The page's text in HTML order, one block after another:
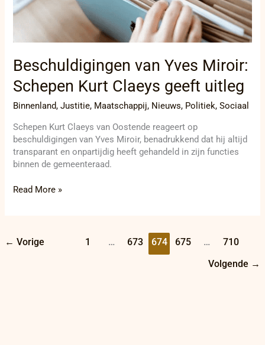
Beschuldigingen van Yves Miroir:
Schepen Kurt Claeys geeft uitleg
Binnenland,Justitie, Maatschappij, Nieuws, Politiek,Sociaal
Schepen Kurt Claeys van Oostende reageert op
beschuldigingen van Yves Miroir, benadrukkend dat hij altijd
transparant en onpartijdig heeft gehandeld in zijn functies
binnen de gemeenteraad.
Read More »
← Vorige 1 … 673 674 675 … 710
Volgende →